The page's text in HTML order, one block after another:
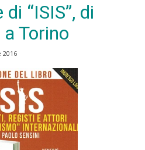
“ISIS”, di
Torino
2016